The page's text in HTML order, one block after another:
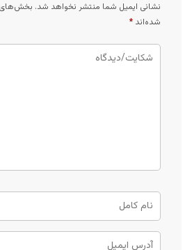
نشانی ایمیل شما منتشر نخواهد شد. بخش‌های
شده‌اند *